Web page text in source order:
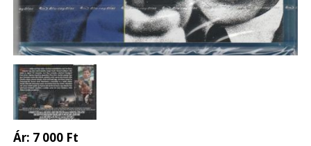
Ár: 7 000 Ft